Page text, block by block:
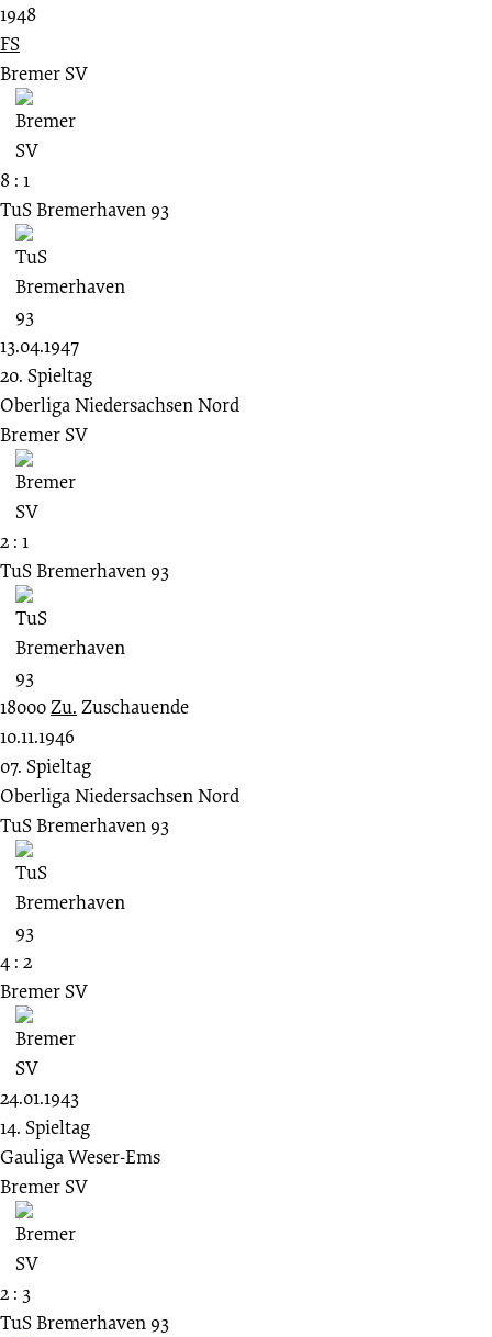
1948
FS
Bremer SV
8 : 1
TuS Bremerhaven 93
13.04.1947
20. Spieltag
Oberliga Niedersachsen Nord
Bremer SV
2 : 1
TuS Bremerhaven 93
18000Zu. Zuschauende
10.11.1946
07. Spieltag
Oberliga Niedersachsen Nord
TuS Bremerhaven 93
4 : 2
Bremer SV
24.01.1943
14. Spieltag
Gauliga Weser-Ems
Bremer SV
2 : 3
TuS Bremerhaven 93